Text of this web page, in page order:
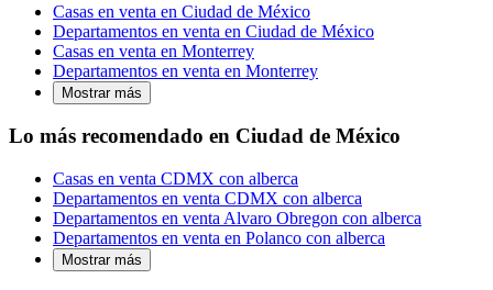
Casas en venta en Ciudad de México
Departamentos en venta en Ciudad de México
Casas en venta en Monterrey
Departamentos en venta en Monterrey
Mostrar más
Lo más recomendado en Ciudad de México
Casas en venta CDMX con alberca
Departamentos en venta CDMX con alberca
Departamentos en venta Alvaro Obregon con alberca
Departamentos en venta en Polanco con alberca
Mostrar más